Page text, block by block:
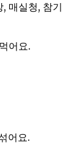
매실청, 참기
어요.
어요.